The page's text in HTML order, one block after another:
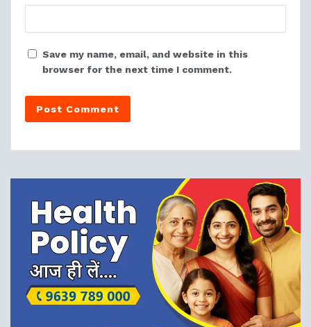
Save my name, email, and website in this
browser for the next time I comment.